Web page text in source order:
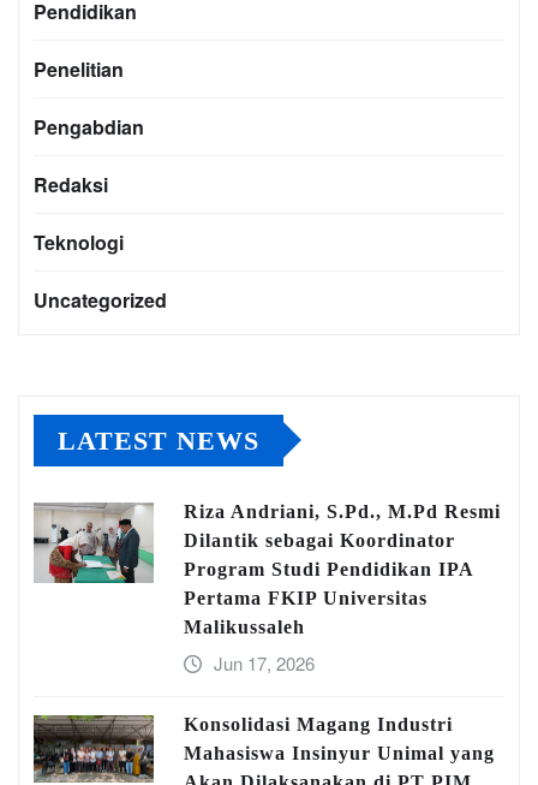
Pendidikan
Penelitian
Pengabdian
Redaksi
Teknologi
Uncategorized
LATEST NEWS
Riza Andriani, S.Pd., M.Pd Resmi
Dilantik sebagai Koordinator
Program Studi Pendidikan IPA
Pertama FKIP Universitas
Malikussaleh
Jun 17, 2026
Konsolidasi Magang Industri
Mahasiswa Insinyur Unimal yang